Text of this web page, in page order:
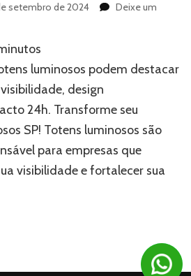
setembro de 2024
Deixe um
luminosos podem destacar
design
24h. Transforme seu
SP! Totens luminosos são
para empresas que
visibilidade e fortalecer sua